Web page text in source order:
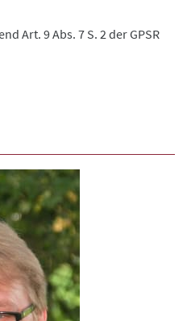
Art. 9 Abs. 7 S. 2 der GPSR